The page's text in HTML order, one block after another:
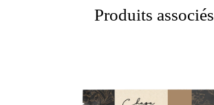
Produits associés